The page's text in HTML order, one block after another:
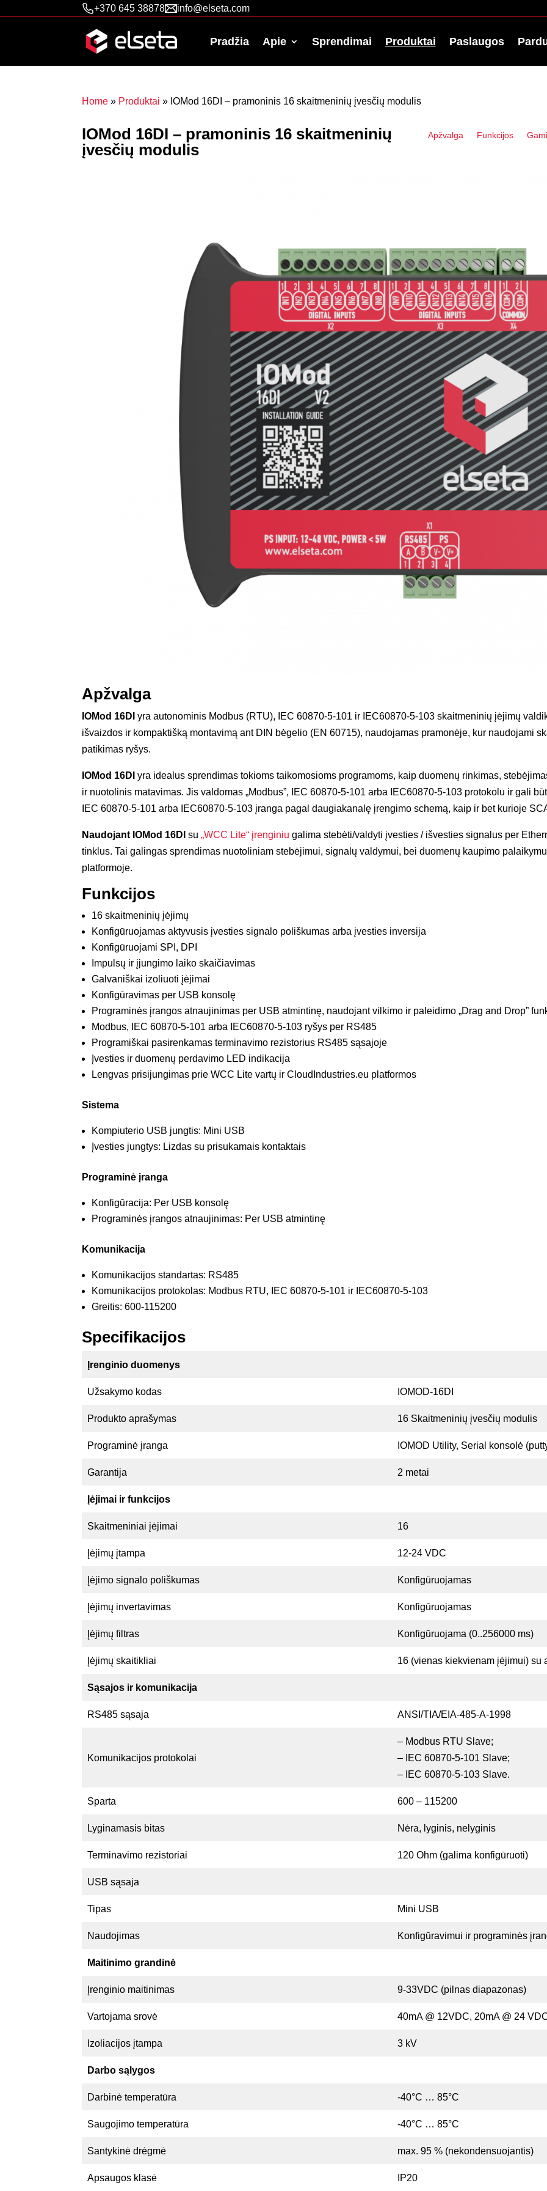
+370 645 38878 info@elseta.com
Pradžia Apie Sprendimai Produktai Paslaugos
Home » Produktai » IOMod 16DI – pramoninis 16 skaitmeninių įvesčių modulis
IOMod 16DI – pramoninis 16 skaitmeninių
įvesčių modulis
Apžvalga Funkcijos
Apžvalga
IOMod 16DIyra autonominis Modbus (RTU), IEC 60870-5-101 ir IEC60870-5-103 skaitmeninių įėjimų
išvaizdos ir kompaktišką montavimą ant DIN bėgelio (EN 60715), naudojamas pramonėje, kur naudojami
patikimas ryšys.
IOMod 16DI yra idealus sprendimas tokioms taikomosioms programoms, kaip duomenų rinkimas,
ir nuotolinis matavimas. Jis valdomas „Modbus”, IEC 60870-5-101 arba IEC60870-5-103 protokolu ir gali
IEC 60870-5-101 arba IEC60870-5-103 įranga pagal daugiakanalę įrengimo schemą, kaip ir bet kurioje
Naudojant IOMod 16DI su„WCC Lite“ įrenginiu galima stebėti/valdyti įvesties / išvesties signalus per
tinklus. Tai galingas sprendimas nuotoliniam stebėjimui, signalų valdymui, bei duomenų kaupimo
platformoje.
Funkcijos
16 skaitmeninių įėjimų
Konfigūruojamas aktyvusis įvesties signalo poliškumas arba įvesties inversija
Konfigūruojami SPI, DPI
Impulsų ir įjungimo laiko skaičiavimas
Galvaniškai izoliuoti įėjimai
Konfigūravimas per USB konsolę
Programinės įrangos atnaujinimas per USB atmintinę, naudojant vilkimo ir paleidimo „Drag and Drop”
Modbus, IEC 60870-5-101 arba IEC60870-5-103 ryšys per RS485
Programiškai pasirenkamas terminavimo rezistorius RS485 sąsajoje
Įvesties ir duomenų perdavimo LED indikacija
Lengvas prisijungimas prie WCC Lite vartų ir CloudIndustries.eu platformos
Sistema
Kompiuterio USB jungtis: Mini USB
Įvesties jungtys: Lizdas su prisukamais kontaktais
Programinė įranga
Konfigūracija: Per USB konsolę
Programinės įrangos atnaujinimas: Per USB atmintinę
Komunikacija
Komunikacijos standartas: RS485
Komunikacijos protokolas: Modbus RTU, IEC 60870-5-101 ir IEC60870-5-103
Greitis: 600-115200
Specifikacijos
Įrenginio duomenys
Užsakymo kodas IOMOD-16DI
Produkto aprašymas 16 Skaitmeninių įvesčių modulis
Programinė įranga IOMOD Utility, Serial konsolė
Garantija 2 metai
Įėjimai ir funkcijos
Skaitmeniniai įėjimai 16
Įėjimų įtampa 12-24 VDC
Įėjimo signalo poliškumas Konfigūruojamas
Įėjimų invertavimas Konfigūruojamas
Įėjimų filtras Konfigūruojama (0..256000 ms)
Įėjimų skaitikliai 16 (vienas kiekvienam įėjimui) su
Sąsajos ir komunikacija
RS485 sąsaja ANSI/TIA/EIA-485-A-1998
Komunikacijos protokolai
– Modbus RTU Slave;
– IEC 60870-5-101 Slave;
– IEC 60870-5-103 Slave.
Sparta 600 – 115200
Lyginamasis bitas Nėra, lyginis, nelyginis
Terminavimo rezistoriai 120 Ohm (galima konfigūruoti)
USB sąsaja
Tipas Mini USB
Naudojimas Konfigūravimui ir programinės
Maitinimo grandinė
Įrenginio maitinimas 9-33VDC (pilnas diapazonas)
Vartojama srovė 40mA @ 12VDC, 20mA @ 24
Izoliacijos įtampa 3 kV
Darbo sąlygos
Darbinė temperatūra -40°C … 85°C
Saugojimo temperatūra -40°C … 85°C
Santykinė drėgmė max. 95 % (nekondensuojantis)
Apsaugos klasė IP20